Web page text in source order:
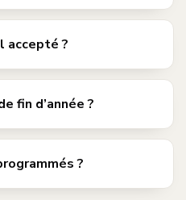
accepté ?
fin d’année ?
?